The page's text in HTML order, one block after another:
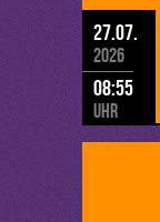
27.07.
2026
08:55
Uhr